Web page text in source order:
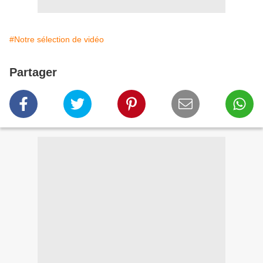
#Notre sélection de vidéo
Partager